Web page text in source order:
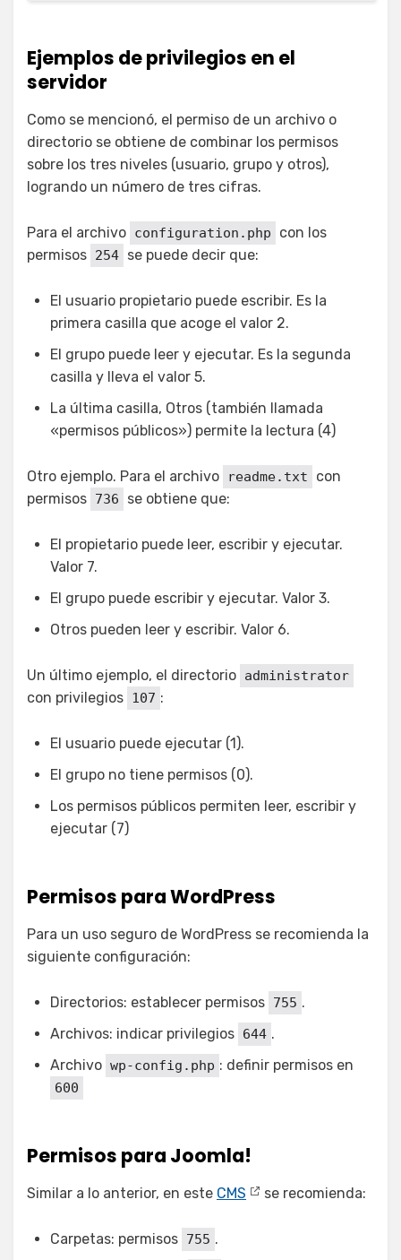
Ejemplos de privilegios en el
servidor
Como se mencionó, el permiso de un archivo o
directorio se obtiene de combinar los permisos
sobre los tres niveles (usuario, grupo y otros),
logrando un número de tres cifras.
Para el archivo configuration.php
con los
permisos 254 se puede decir que:
El usuario propietario puede escribir. Es la
primera casilla que acoge el valor 2.
El grupo puede leer y ejecutar. Es la segunda
casilla y lleva el valor 5.
La última casilla, Otros (también llamada
«permisos públicos») permite la lectura (4)
Otro ejemplo. Para el archivo readme.txt
con
permisos 736 se obtiene que:
El propietario puede leer, escribir y ejecutar.
Valor 7.
El grupo puede escribir y ejecutar. Valor 3.
Otros pueden leer y escribir. Valor 6.
Un último ejemplo, el directorio administrator
con privilegios 107 :
El usuario puede ejecutar (1).
El grupo no tiene permisos (0).
Los permisos públicos permiten leer, escribir y
ejecutar (7)
Permisos para WordPress
Para un uso seguro de WordPress se recomienda la
siguiente configuración:
Directorios: establecer permisos 755 .
Archivos: indicar privilegios 644 .
Archivo wp-config.php : definir permisos en
600
Permisos para Joomla!
Similar a lo anterior, en este CMS se recomienda:
Carpetas: permisos 755 .